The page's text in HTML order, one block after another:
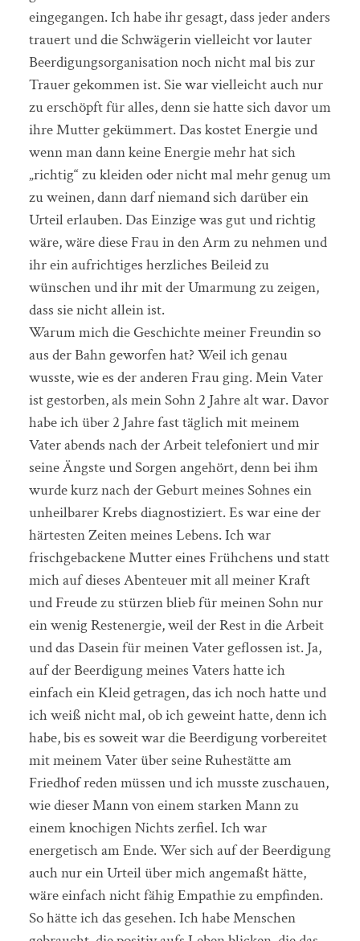
eingegangen. Ich habe ihr gesagt, dass jeder anders
trauert und die Schwägerin vielleicht vor lauter
Beerdigungsorganisation noch nicht mal bis zur
Trauer gekommen ist. Sie war vielleicht auch nur
zu erschöpft für alles, denn sie hatte sich davor um
ihre Mutter gekümmert. Das kostet Energie und
wenn man dann keine Energie mehr hat sich
„richtig“ zu kleiden oder nicht mal mehr genug um
zu weinen, dann darf niemand sich darüber ein
Urteil erlauben. Das Einzige was gut und richtig
wäre, wäre diese Frau in den Arm zu nehmen und
ihr ein aufrichtiges herzliches Beileid zu
wünschen und ihr mit der Umarmung zu zeigen,
dass sie nicht allein ist.
Warum mich die Geschichte meiner Freundin so
aus der Bahn geworfen hat? Weil ich genau
wusste, wie es der anderen Frau ging. Mein Vater
ist gestorben, als mein Sohn 2 Jahre alt war. Davor
habe ich über 2 Jahre fast täglich mit meinem
Vater abends nach der Arbeit telefoniert und mir
seine Ängste und Sorgen angehört, denn bei ihm
wurde kurz nach der Geburt meines Sohnes ein
unheilbarer Krebs diagnostiziert. Es war eine der
härtesten Zeiten meines Lebens. Ich war
frischgebackene Mutter eines Frühchens und statt
mich auf dieses Abenteuer mit all meiner Kraft
und Freude zu stürzen blieb für meinen Sohn nur
ein wenig Restenergie, weil der Rest in die Arbeit
und das Dasein für meinen Vater geflossen ist. Ja,
auf der Beerdigung meines Vaters hatte ich
einfach ein Kleid getragen, das ich noch hatte und
ich weiß nicht mal, ob ich geweint hatte, denn ich
habe, bis es soweit war die Beerdigung vorbereitet
mit meinem Vater über seine Ruhestätte am
Friedhof reden müssen und ich musste zuschauen,
wie dieser Mann von einem starken Mann zu
einem knochigen Nichts zerfiel. Ich war
energetisch am Ende. Wer sich auf der Beerdigung
auch nur ein Urteil über mich angemaßt hätte,
wäre einfach nicht fähig Empathie zu empfinden.
So hätte ich das gesehen. Ich habe Menschen